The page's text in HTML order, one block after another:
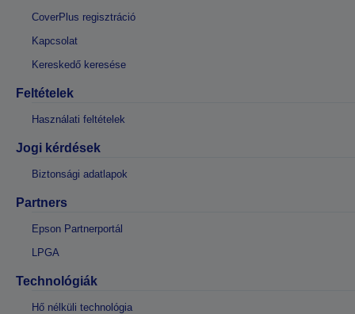
CoverPlus regisztráció
Kapcsolat
Kereskedő keresése
Feltételek
Használati feltételek
Jogi kérdések
Biztonsági adatlapok
Partners
Epson Partnerportál
LPGA
Technológiák
Hő nélküli technológia